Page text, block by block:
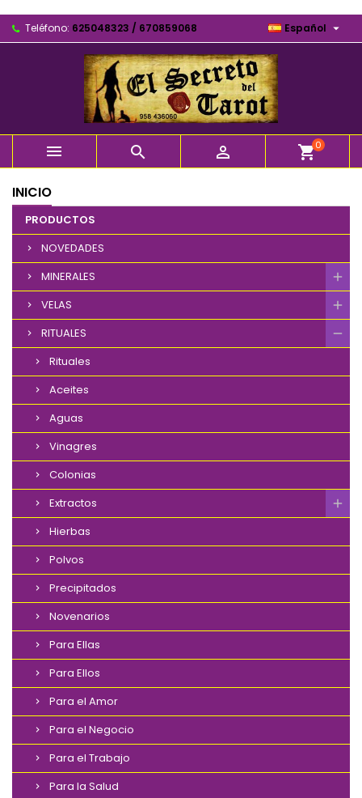
Teléfono: 625048323 / 670859068 Español 
   shopping_cart0
INICIO
PRODUCTOS
NOVEDADES
MINERALES
VELAS
RITUALES
Rituales
Aceites
Aguas
Vinagres
Colonias
Extractos
Hierbas
Polvos
Precipitados
Novenarios
Para Ellas
Para Ellos
Para el Amor
Para el Negocio
Para el Trabajo
Para la Salud